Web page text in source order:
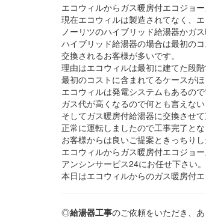
エコウィルからガス暖房付エコジョ
現在エコウィルは製造されてなく、
ノーリツのハイブリッド給湯器かガ
ハイブリッド給湯器の場合は最初の
交換されるお客様が多いです。
理由はエコウィルは最初に建てた段
最初のコストに含まれてるケースが
エコウィルは発電システムもあるの
ガス代が高くなるので何とも言えない
そしてガス暖房付給湯器に交換させ
正常に運転しましたので工事完了とな
お客様からは良いご提案ときっちり
エコウィルからガス暖房付エコジョ
アンシンサービス24にお任せ下さい。
本日はエコウィルからのガス暖房付
◎給湯器工事のご依頼をいただき、